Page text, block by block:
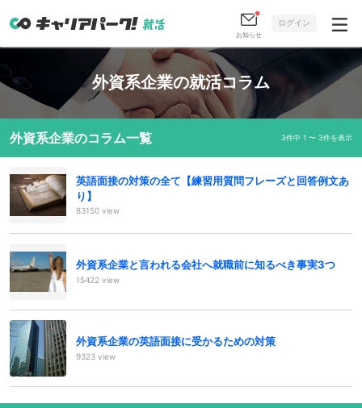
お知らせ
ログイン
外資系企業の就活コラム
外資系企業のコラム一覧 3件中 1 〜 3件を表示
英語面接の対策の全て【練習用質問フレーズと回答例文あ
り】
83150 view
外資系企業と言われる会社へ就職前に知るべき事実3つ
15422 view
外資系企業の英語面接に受かるための対策
9323 view